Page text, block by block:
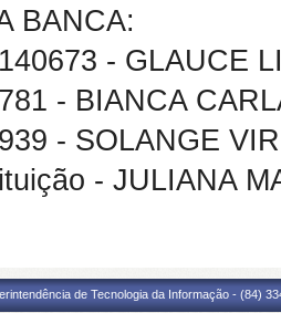
BANCA:
- GLAUCE
- BIANCA
- SOLANGE
- JULIANA
de Tecnologia da Informação - (84)